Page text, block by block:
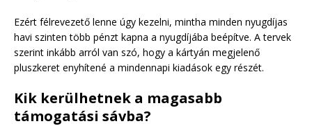
Ezért félrevezető lenne úgy kezelni, mintha minden nyugdíjas
havi szinten több pénzt kapna a nyugdíjába beépítve. A tervek
szerint inkább arról van szó, hogy a kártyán megjelenő
pluszkeret enyhítené a mindennapi kiadások egy részét.
Kik kerülhetnek a magasabb
támogatási sávba?